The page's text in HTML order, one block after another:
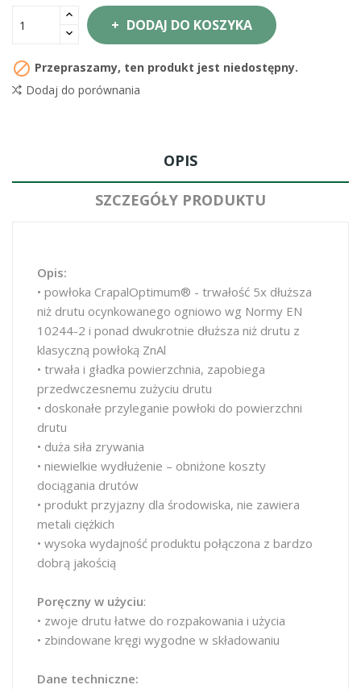
DODAJ DO KOSZYKA
 Przepraszamy, ten produkt jest niedostępny.
Dodaj do porównania
OPIS
SZCZEGÓŁY PRODUKTU
Opis:
• powłoka CrapalOptimum® - trwałość 5x dłuższa
niż drutu ocynkowanego ogniowo wg Normy EN
10244-2 i ponad dwukrotnie dłuższa niż drutu z
klasyczną powłoką ZnAl
• trwała i gładka powierzchnia, zapobiega
przedwczesnemu zużyciu drutu
• doskonałe przyleganie powłoki do powierzchni
drutu
• duża siła zrywania
• niewielkie wydłużenie – obniżone koszty
dociągania drutów
• produkt przyjazny dla środowiska, nie zawiera
metali ciężkich
• wysoka wydajność produktu połączona z bardzo
dobrą jakością
Poręczny w użyciu:
• zwoje drutu łatwe do rozpakowania i użycia
• zbindowane kręgi wygodne w składowaniu
Dane techniczne: